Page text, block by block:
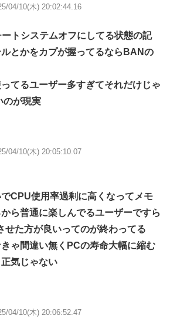
04/10(木) 20:02:44.16
トシステムオフにしてる状態の記
とかをカプが握ってるならBANの
てるユーザー多すぎてそれだけじゃ
のが現実
04/10(木) 20:05:10.07
CPU使用率過剰に高くなってメモ
ら普通に楽しんでるユーザーですら
せた方が良いってのが終わってる
ゃ間違い無くPCの寿命大幅に縮む
気じゃない
04/10(木) 20:06:52.47